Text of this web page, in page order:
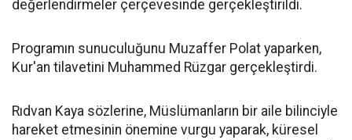
değerlendirmeler çerçevesinde gerçekleştirildi.
Programın sunuculuğunu Muzaffer Polat yaparken,
Kur'an tilavetini Muhammed Rüzgar gerçekleştirdi.
Rıdvan Kaya sözlerine, Müslümanların bir aile bilinciyle
hareket etmesinin önemine vurgu yaparak, küresel